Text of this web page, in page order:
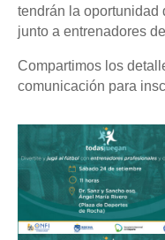
tendrán la oportunidad
junto a entrenadores
Compartimos los
comunicación para